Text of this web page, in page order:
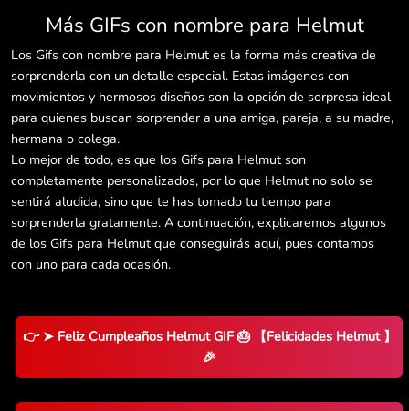
Más GIFs con nombre para Helmut
Los Gifs con nombre para Helmut es la forma más creativa de
sorprenderla con un detalle especial. Estas imágenes con
movimientos y hermosos diseños son la opción de sorpresa ideal
para quienes buscan sorprender a una amiga, pareja, a su madre,
hermana o colega.
Lo mejor de todo, es que los Gifs para Helmut son
completamente personalizados, por lo que Helmut no solo se
sentirá aludida, sino que te has tomado tu tiempo para
sorprenderla gratamente. A continuación, explicaremos algunos
de los Gifs para Helmut que conseguirás aquí, pues contamos
con uno para cada ocasión.
👉 ➤ Feliz Cumpleaños Helmut GIF 🎂 【Felicidades Helmut 】
🎉